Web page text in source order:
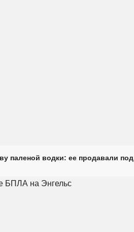
паленой водки: ее продавали под